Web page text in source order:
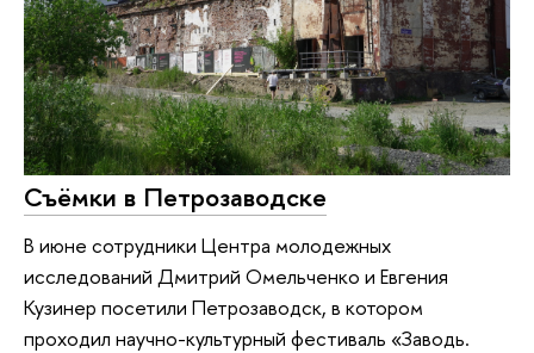
Съёмки в Петрозаводске
В июне сотрудники Центра молодежных
исследований Дмитрий Омельченко и Евгения
Кузинер посетили Петрозаводск, в котором
проходил научно-культурный фестиваль «Заводь.